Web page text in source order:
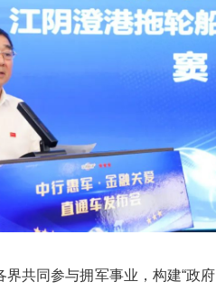
共同参与拥军事业，构建“政